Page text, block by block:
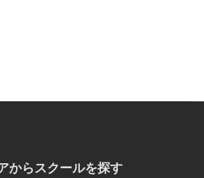
からスクールを探す